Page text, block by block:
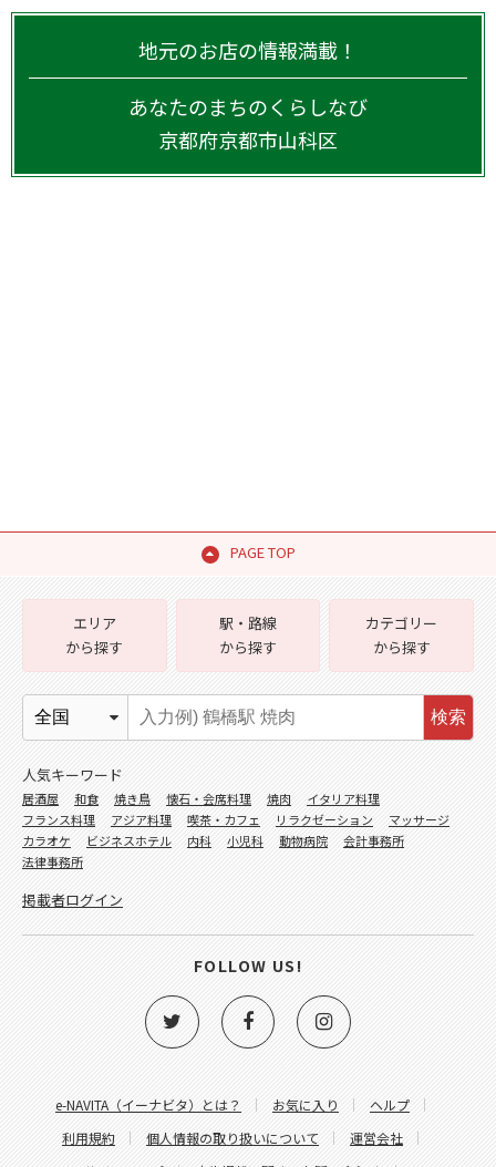
地元のお店の情報満載！
あなたのまちのくらしなび
京都府京都市山科区
PAGE TOP
e-NAVITA（イーナビタ）とは？ お気に入り
ヘルプ
利用規約
個人情報の取り扱いについて
運営会社
エリア
から探す
駅・路線
から探す
カテゴリー
から探す
検索
人気キーワード
居酒屋 和食 焼き鳥 懐石・会席料理 焼肉
イタリア料理
フランス料理
アジア料理 喫茶・カフェ リラクゼーション
マッサージ
カラオケ
ビジネスホテル 内科 小児科 動物病院
会計事務所
法律事務所
掲載者ログイン
FOLLOW US!